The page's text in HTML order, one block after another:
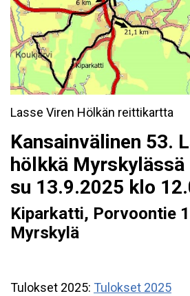
Lasse Viren Hölkän reittikartta
Kansainvälinen 53.
hölkkä Myrskylässä
su 13.9.2025 klo
Kiparkatti, Porvoontie
Myrskylä
Tulokset 2025: Tulokset 2025